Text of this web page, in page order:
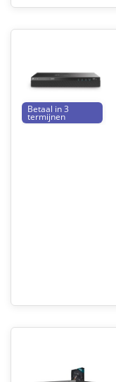
Betaal in 3
termijnen